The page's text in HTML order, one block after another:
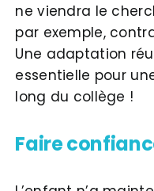
ne viendra le
par exemple,
Une adaptation
essentielle pour
long du collège !
Faire